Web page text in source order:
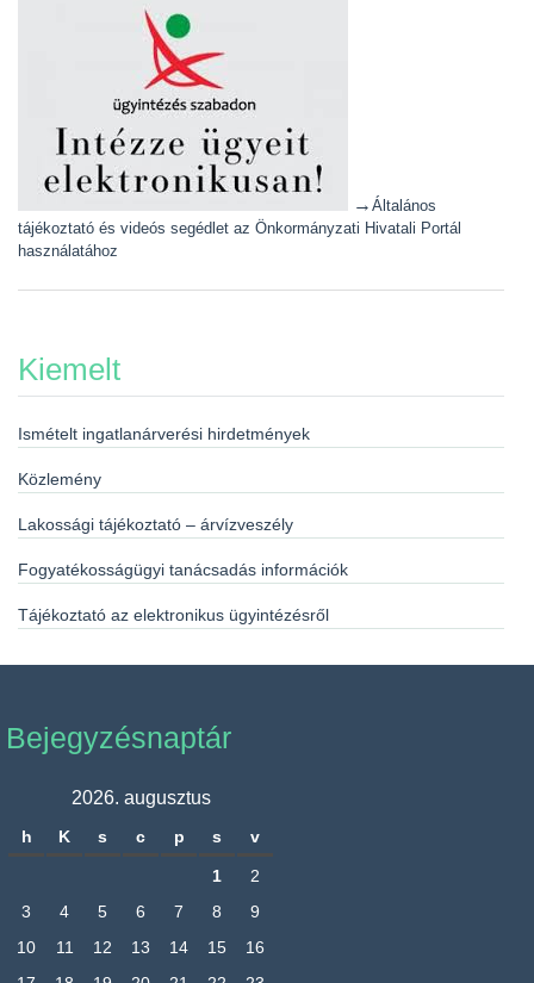
→ Általános
tájékoztató és videós segédlet az Önkormányzati Hivatali Portál
használatához
Kiemelt
Ismételt ingatlanárverési hirdetmények
Közlemény
Lakossági tájékoztató – árvízveszély
Fogyatékosságügyi tanácsadás információk
Tájékoztató az elektronikus ügyintézésről
Bejegyzésnaptár
2026. augusztus
h K s c p s v
1
2
3
4 5 6 7 8
9
10
11 12 13 14 15
16